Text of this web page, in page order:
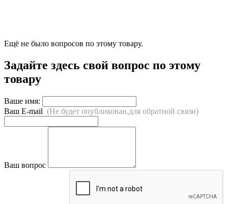
Ещё не было вопросов по этому товару.
Задайте здесь свой вопрос по этому
товару
Ваше имя:
Ваш E-mail (Не будет опубликован,для обратной связи)
Ваш вопрос